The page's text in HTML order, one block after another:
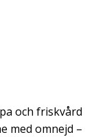
och friskvård
med omnejd –